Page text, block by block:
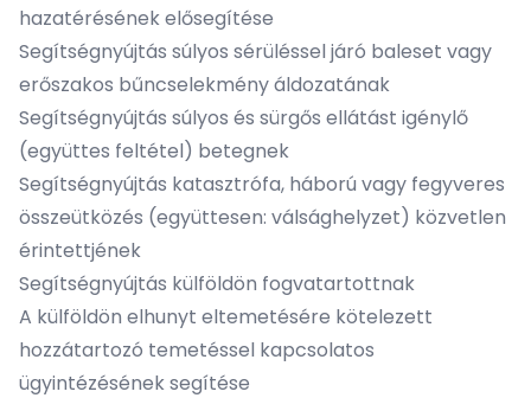
hazatérésének elősegítése
Segítségnyújtás súlyos sérüléssel járó baleset vagy
erőszakos bűncselekmény áldozatának
Segítségnyújtás súlyos és sürgős ellátást igénylő
(együttes feltétel) betegnek
Segítségnyújtás katasztrófa, háború vagy fegyveres
összeütközés (együttesen: válsághelyzet) közvetlen
érintettjének
Segítségnyújtás külföldön fogvatartottnak
A külföldön elhunyt eltemetésére kötelezett
hozzátartozó temetéssel kapcsolatos
ügyintézésének segítése